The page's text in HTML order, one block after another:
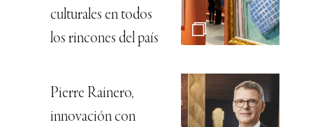
culturales en todos
los rincones del país
Pierre Rainero,
innovación con